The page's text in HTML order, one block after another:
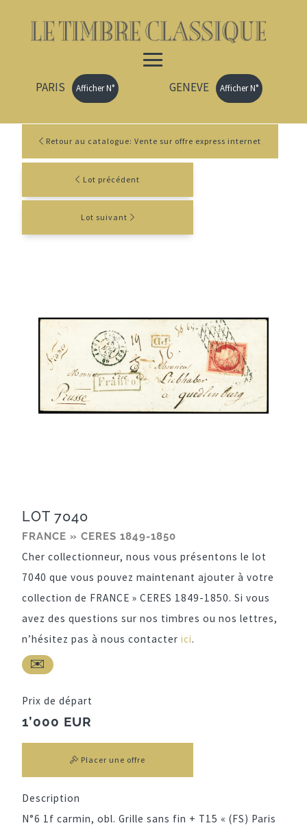
PARIS Afficher N° GENEVE Afficher N°
Retour au catalogue: Vente sur offre express internet
Lot précédent
Lot suivant
LOT 7040
FRANCE » CERES 1849-1850
Cher collectionneur, nous vous présentons le lot
7040 que vous pouvez maintenant ajouter à votre
collection de FRANCE » CERES 1849-1850. Si vous
avez des questions sur nos timbres ou nos lettres,
n’hésitez pas à nous contacter ici.
Prix de départ
1’000 EUR
Placer une offre
Description
N°6 1f carmin, obl. Grille sans fin + T15 « (FS) Paris